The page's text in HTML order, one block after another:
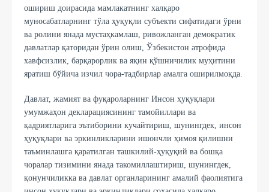
ошириш доирасида мамлакатнинг халқаро
муносабатларнинг тўла ҳуқуқли субъекти сифатидаги ўрни
ва ролини янада мустаҳкамлаш, ривожланган демократик
давлатлар қаторидан ўрин олиш, Ўзбекистон атрофида
хавфсизлик, барқарорлик ва яқин қўшничилик муҳитини
яратиш бўйича изчил чора-тадбирлар амалга оширилмоқда.
Давлат, жамият ва фуқароларнинг Инсон ҳуқуқлари
умумжаҳон декларациясининг тамойиллари ва
қадриятларига эътиборини кучайтириш, шунингдек, инсон
ҳуқуқлари ва эркинликларини ишончли ҳимоя қилишни
таъминлашга қаратилган ташкилий-ҳуқуқий ва бошқа
чоралар тизимини янада такомиллаштириш, шунингдек,
қонунчиликка ва давлат органларининг амалий фаолиятига